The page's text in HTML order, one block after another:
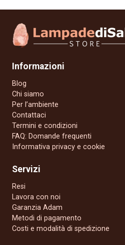
Informazioni
Blog
Chi siamo
Per l’ambiente
Contattaci
Termini e condizioni
FAQ: Domande frequenti
Informativa privacy e cookie
Servizi
Resi
Lavora con noi
Garanzia Adam
Metodi di pagamento
Costi e modalità di spedizione